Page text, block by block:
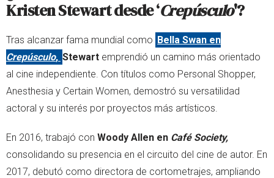
Kristen Stewart desde ‘Crepúsculo'?
Tras alcanzar fama mundial como Bella Swan en
Crepúsculo, Stewart emprendió un camino más orientado
al cine independiente. Con títulos como Personal Shopper,
Anesthesia y Certain Women, demostró su versatilidad
actoral y su interés por proyectos más artísticos.
En 2016, trabajó con Woody Allen en Café Society,
consolidando su presencia en el circuito del cine de autor. En
2017, debutó como directora de cortometrajes, ampliando